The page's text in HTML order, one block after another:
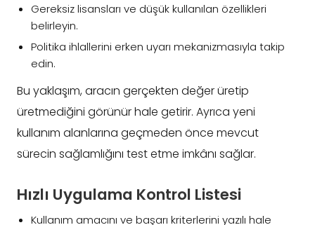
Gereksiz lisansları ve düşük kullanılan özellikleri
belirleyin.
Politika ihlallerini erken uyarı mekanizmasıyla takip
edin.
Bu yaklaşım, aracın gerçekten değer üretip
üretmediğini görünür hale getirir. Ayrıca yeni
kullanım alanlarına geçmeden önce mevcut
sürecin sağlamlığını test etme imkânı sağlar.
Hızlı Uygulama Kontrol Listesi
Kullanım amacını ve başarı kriterlerini yazılı hale